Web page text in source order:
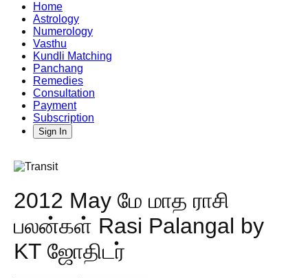
Home
Astrology
Numerology
Vasthu
Kundli Matching
Panchang
Remedies
Consultation
Payment
Subscription
Sign In
2012 May மே மாத ராசி
பலன்கள் Rasi Palangal by
KT ஜோதிடர்